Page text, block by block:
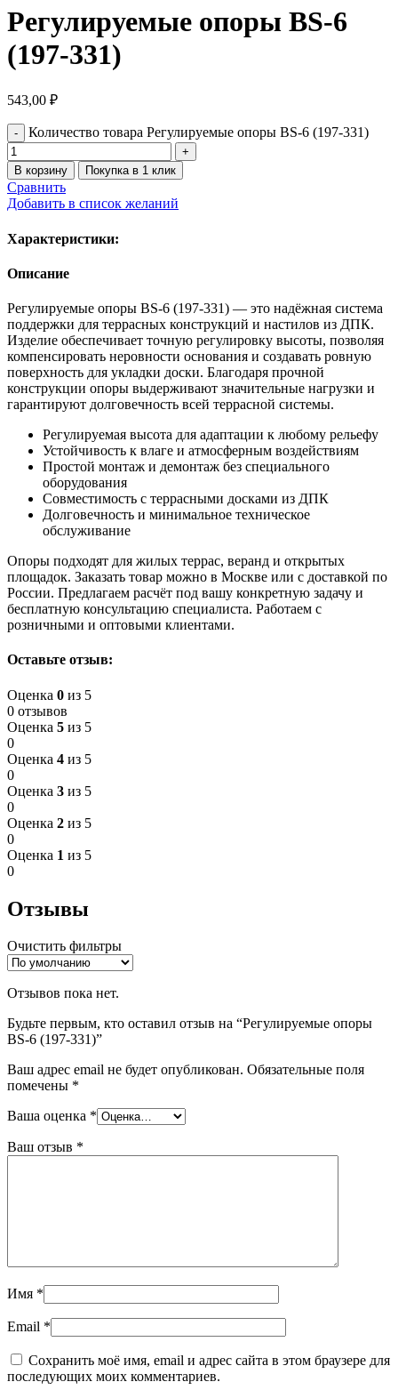
Регулируемые опоры BS-6
(197-331)
543,00 ₽
Количество товара Регулируемые опоры BS-6 (197-331)
В корзину Покупка в 1 клик
Сравнить
Добавить в список желаний
Характеристики:
Описание
Регулируемые опоры BS-6 (197-331) — это надёжная система
поддержки для террасных конструкций и настилов из ДПК.
Изделие обеспечивает точную регулировку высоты, позволяя
компенсировать неровности основания и создавать ровную
поверхность для укладки доски. Благодаря прочной
конструкции опоры выдерживают значительные нагрузки и
гарантируют долговечность всей террасной системы.
Регулируемая высота для адаптации к любому рельефу
Устойчивость к влаге и атмосферным воздействиям
Простой монтаж и демонтаж без специального
оборудования
Совместимость с террасными досками из ДПК
Долговечность и минимальное техническое
обслуживание
Опоры подходят для жилых террас, веранд и открытых
площадок. Заказать товар можно в Москве или с доставкой по
России. Предлагаем расчёт под вашу конкретную задачу и
бесплатную консультацию специалиста. Работаем с
розничными и оптовыми клиентами.
Оставьте отзыв:
Оценка 0 из 5
0 отзывов
Оценка 5 из 5
0
Оценка 4 из 5
0
Оценка 3 из 5
0
Оценка 2 из 5
0
Оценка 1 из 5
0
Отзывы
Очистить фильтры
Отзывов пока нет.
Будьте первым, кто оставил отзыв на “Регулируемые опоры
BS-6 (197-331)”
Ваш адрес email не будет опубликован. Обязательные поля
помечены *
Ваша оценка *
Ваш отзыв *
Имя *
Email *
Сохранить моё имя, email и адрес сайта в этом браузере для
последующих моих комментариев.